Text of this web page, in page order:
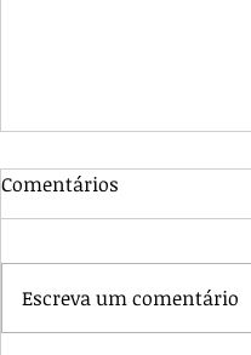
Comentários
Escreva um comentário